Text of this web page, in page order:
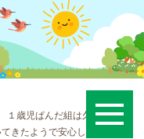
歳児ぱんだ組は久しぶりに
きたようで安心しました。初